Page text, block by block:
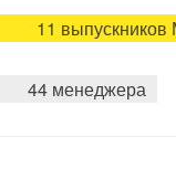
11
44 менеджера